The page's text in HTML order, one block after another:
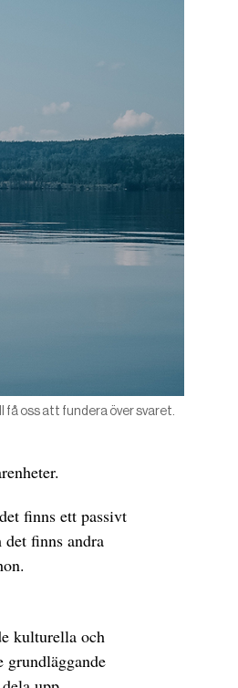
få oss att fundera över svaret.
finns ett passivt
finns andra
kulturella och
grundläggande